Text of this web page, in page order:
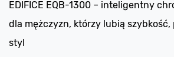
EDIFICE EQB-1300 – inteligentny
dla mężczyzn, którzy lubią szybkość,
styl